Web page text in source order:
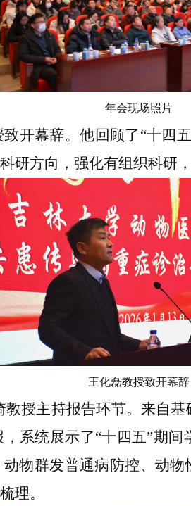
年会现场照片
开幕辞。他回顾了 “十四
研方向，强化有组织科研
王化磊教授致开幕辞
授主持报告环节。来自
系统展示了“十四五”期间
物群发普通病防控、动物
理。